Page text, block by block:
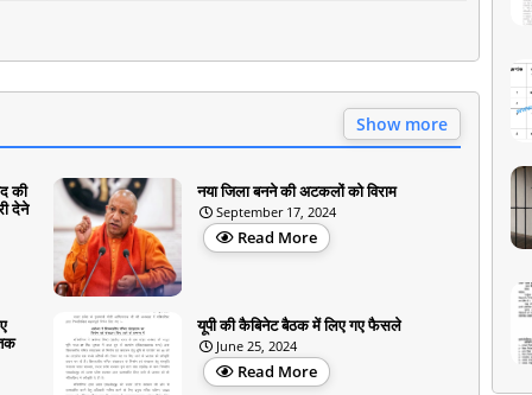
Show more
की
देने
नया जिला बनने की अटकलों को विराम
September 17, 2024
Read More
यूपी की कैबिनेट बैठक में लिए गए फैसले
June 25, 2024
Read More